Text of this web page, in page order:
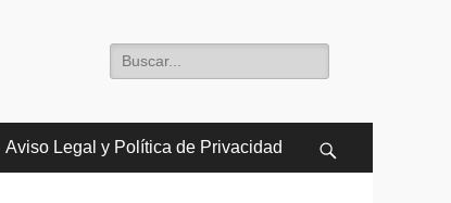
Buscar:
Aviso Legal y Política de Privacidad